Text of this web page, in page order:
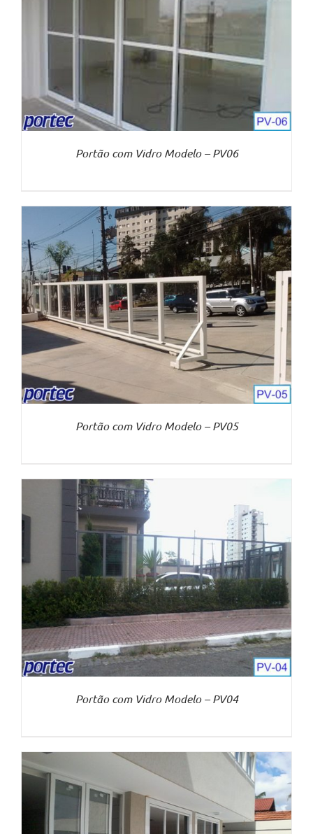
Portão com Vidro Modelo – PV06
Portão com Vidro Modelo – PV05
Portão com Vidro Modelo – PV04